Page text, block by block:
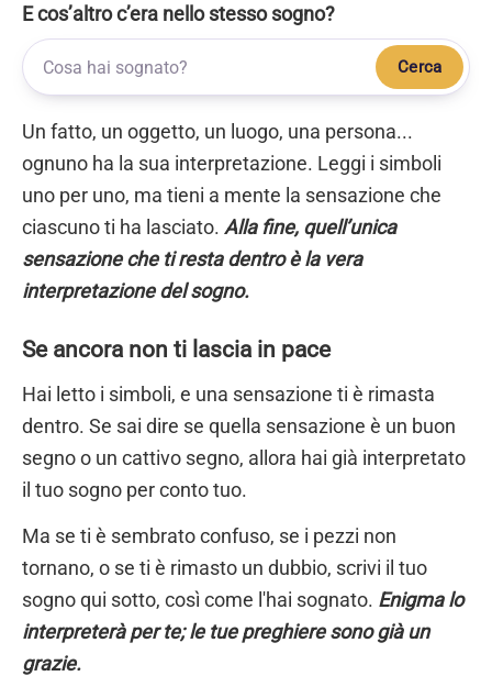
E cos’altro c’era nello stesso sogno?
Cerca
Un fatto, un oggetto, un luogo, una persona...
ognuno ha la sua interpretazione. Leggi i simboli
uno per uno, ma tieni a mente la sensazione che
ciascuno ti ha lasciato. Alla fine, quell’unica
sensazione che ti resta dentro è la vera
interpretazione del sogno.
Se ancora non ti lascia in pace
Hai letto i simboli, e una sensazione ti è rimasta
dentro. Se sai dire se quella sensazione è un buon
segno o un cattivo segno, allora hai già interpretato
il tuo sogno per conto tuo.
Ma se ti è sembrato confuso, se i pezzi non
tornano, o se ti è rimasto un dubbio, scrivi il tuo
sogno qui sotto, così come l'hai sognato. Enigma lo
interpreterà per te; le tue preghiere sono già un
grazie.